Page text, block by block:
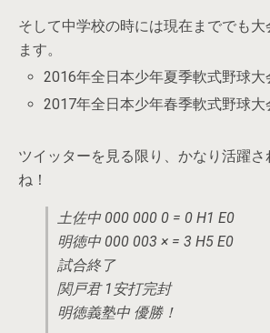
そして中学校の時には現在まででも大
ます。
2016年全日本少年夏季軟式野球大
2017年全日本少年春季軟式野球大
ツイッターを見る限り、かなり活躍
ね！
土佐中 000 000 0 = 0 H1 E0
明徳中 000 003 × = 3 H5 E0
試合終了
関戸君 1安打完封
明徳義塾中 優勝！